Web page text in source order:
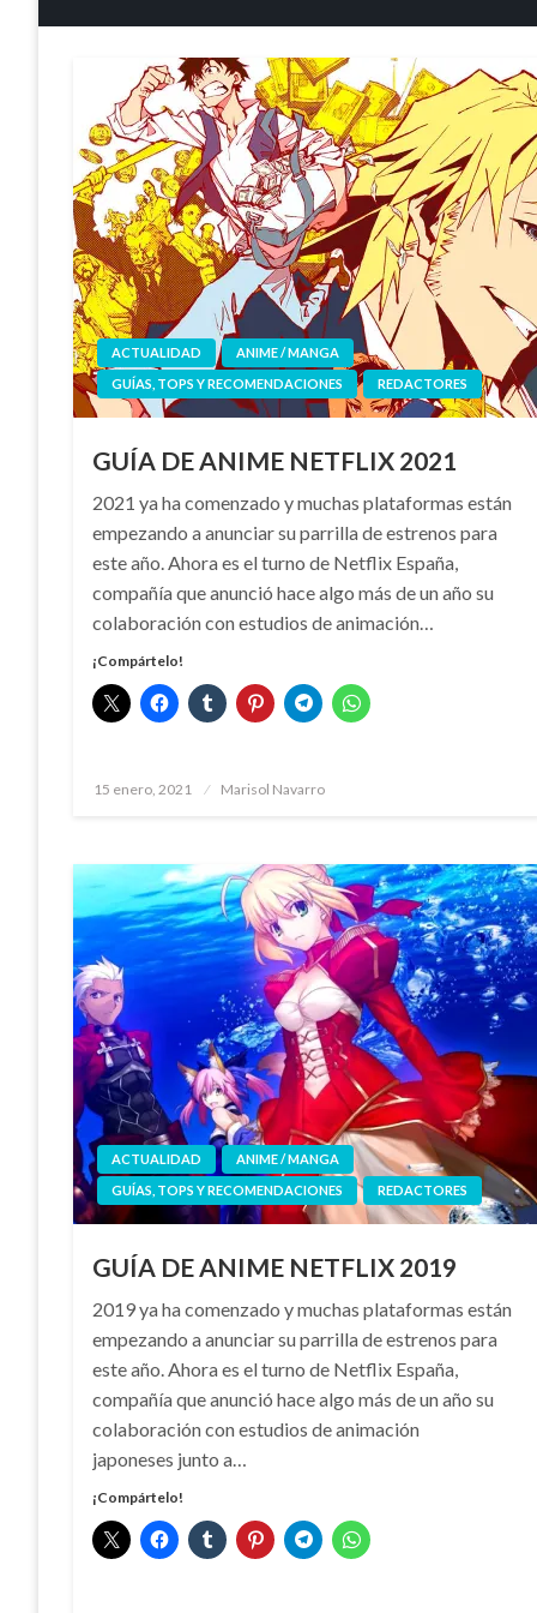
ACTUALIDAD
ANIME / MANGA
GUÍAS, TOPS Y RECOMENDACIONES
REDACTORES
GUÍA DE ANIME NETFLIX 2021
2021 ya ha comenzado y muchas plataformas están
empezando a anunciar su parrilla de estrenos para
este año. Ahora es el turno de Netflix España,
compañía que anunció hace algo más de un año su
colaboración con estudios de animación…
¡Compártelo!
Publicado
15 enero, 2021 Marisol Navarro
ACTUALIDAD
ANIME / MANGA
GUÍAS, TOPS Y RECOMENDACIONES
REDACTORES
GUÍA DE ANIME NETFLIX 2019
2019 ya ha comenzado y muchas plataformas están
empezando a anunciar su parrilla de estrenos para
este año. Ahora es el turno de Netflix España,
compañía que anunció hace algo más de un año su
colaboración con estudios de animación
japoneses junto a…
¡Compártelo!